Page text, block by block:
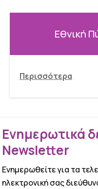
Εθνική
Περισσότερα
Ενημερωτικά
Newsletter
Ενημερωθείτε για τα
ηλεκτρονική σας